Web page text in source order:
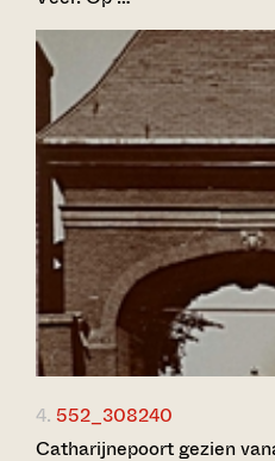
4. 552_308240
Catharijnepoort gezien